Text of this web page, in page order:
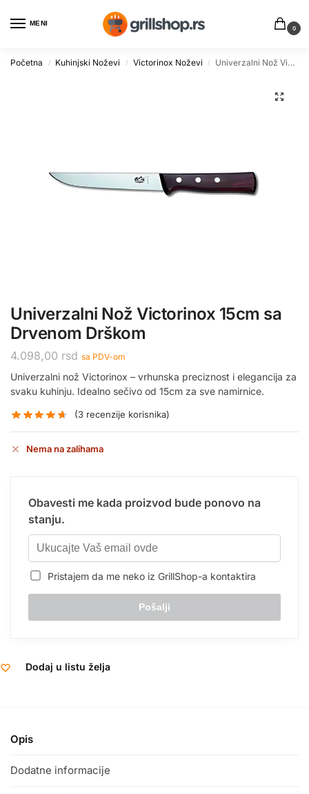
MENI
0
Početna / Kuhinjski Noževi / Victorinox Noževi / Univerzalni Nož Victorinox 15cm sa Drvenom Drškom
Univerzalni Nož Victorinox 15cm sa
Drvenom Drškom
4.098,00 rsd sa PDV-om
Univerzalni nož Victorinox – vrhunska preciznost i elegancija za
svaku kuhinju. Idealno sečivo od 15cm za sve namirnice.
(3 recenzije korisnika)
Nema na zalihama
Obavesti me kada proizvod bude ponovo na
stanju.
Pristajem da me neko iz GrillShop-a kontaktira
Dodaj u listu želja
Opis
Dodatne informacije